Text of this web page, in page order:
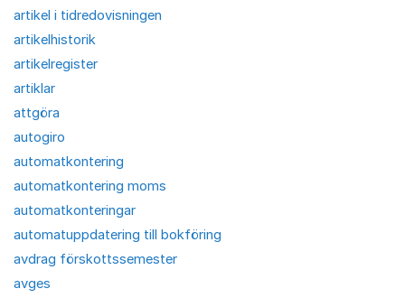
artikel i tidredovisningen
artikelhistorik
artikelregister
artiklar
attgöra
autogiro
automatkontering
automatkontering moms
automatkonteringar
automatuppdatering till bokföring
avdrag förskottssemester
avges